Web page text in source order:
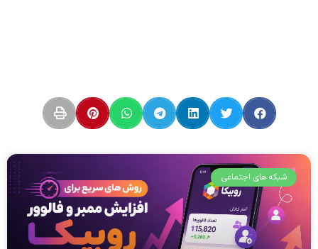
شبکه های اجتماعی